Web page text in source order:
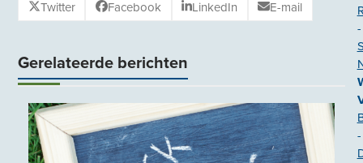
Twitter Facebook LinkedIn E-mail
Gerelateerde berichten
-
-